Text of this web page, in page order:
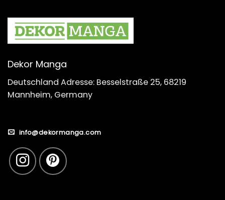
Dekor Manga
Deutschland Adresse: Besselstraße 25, 68219
Mannheim, Germany
info@dekormanga.com